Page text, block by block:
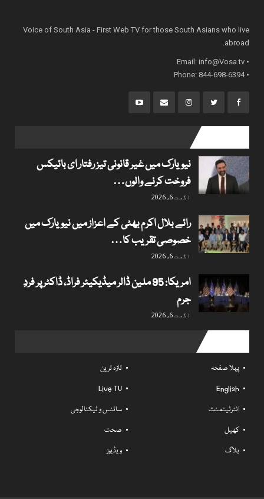
Voice of South Asia - First Web TV for those South Asians who live
abroad.
• Email:
info@Vosa.tv
• Phone: 844-698-6394
نیویارک میں غیر قانونی تیز رفتار ای بائیکس
فروخت کرنے والوں…
اگست 6, 2026
رائے بلال اکرم بھٹی کے اعزاز میں نیویارک میں
خصوصی تقریب کا…
اگست 6, 2026
امریکا: 95 ملین ڈالر میڈیکیئر فراڈ، ڈاکٹر پر فردِ
جرم
اگست 6, 2026
پہلا صفحہ
تازہ ترین
English
Live TV
انٹرٹینمنٹ
سائنس و ٹیکنالوجی
کھیل
صحت
بلاگ
ویڈیوز